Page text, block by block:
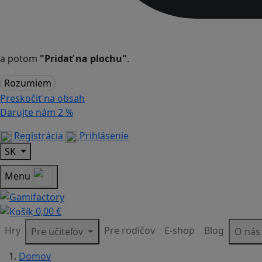
a potom "Pridať na plochu".
Rozumiem
Preskočiť na obsah
Darujte nám 2 %
Registrácia
Prihlásenie
SK
Menu
0,00 €
Hry
Pre učiteľov Pre rodičov E-shop Blog
O nás
Domov